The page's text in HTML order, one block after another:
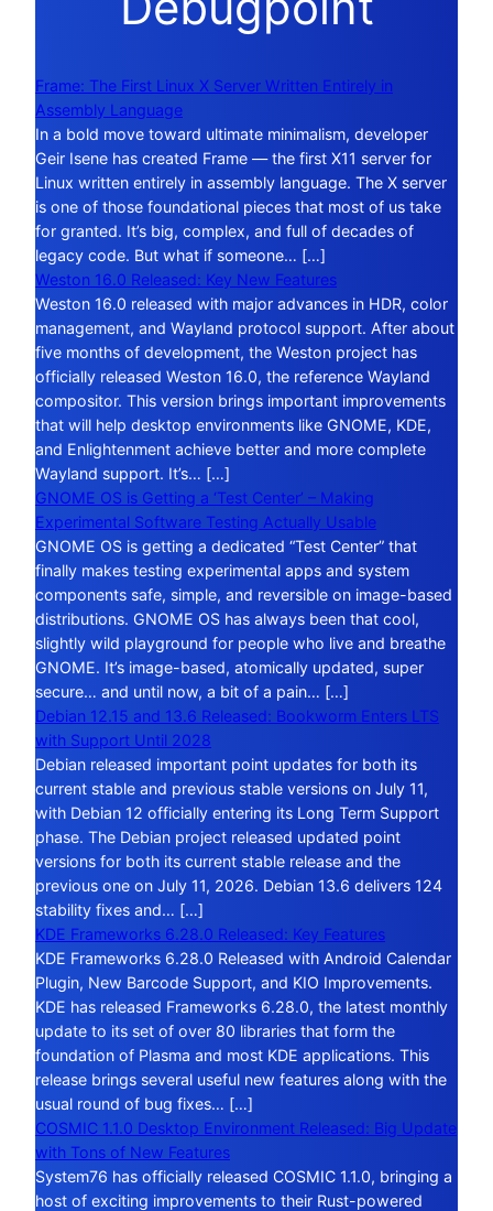
Frame: The First Linux X Server Written Entirely in
Assembly Language
In a bold move toward ultimate minimalism, developer
Geir Isene has created Frame — the first X11 server for
Linux written entirely in assembly language. The X server
is one of those foundational pieces that most of us take
for granted. It’s big, complex, and full of decades of
legacy code. But what if someone… […]
Weston 16.0 Released: Key New Features
Weston 16.0 released with major advances in HDR, color
management, and Wayland protocol support. After about
five months of development, the Weston project has
officially released Weston 16.0, the reference Wayland
compositor. This version brings important improvements
that will help desktop environments like GNOME, KDE,
and Enlightenment achieve better and more complete
Wayland support. It’s… […]
GNOME OS is Getting a ‘Test Center’ – Making
Experimental Software Testing Actually Usable
GNOME OS is getting a dedicated “Test Center” that
finally makes testing experimental apps and system
components safe, simple, and reversible on image-based
distributions. GNOME OS has always been that cool,
slightly wild playground for people who live and breathe
GNOME. It’s image-based, atomically updated, super
secure… and until now, a bit of a pain… […]
Debian 12.15 and 13.6 Released: Bookworm Enters LTS
with Support Until 2028
Debian released important point updates for both its
current stable and previous stable versions on July 11,
with Debian 12 officially entering its Long Term Support
phase. The Debian project released updated point
versions for both its current stable release and the
previous one on July 11, 2026. Debian 13.6 delivers 124
stability fixes and… […]
KDE Frameworks 6.28.0 Released: Key Features
KDE Frameworks 6.28.0 Released with Android Calendar
Plugin, New Barcode Support, and KIO Improvements.
KDE has released Frameworks 6.28.0, the latest monthly
update to its set of over 80 libraries that form the
foundation of Plasma and most KDE applications. This
release brings several useful new features along with the
usual round of bug fixes… […]
COSMIC 1.1.0 Desktop Environment Released: Big Update
with Tons of New Features
System76 has officially released COSMIC 1.1.0, bringing a
host of exciting improvements to their Rust-powered